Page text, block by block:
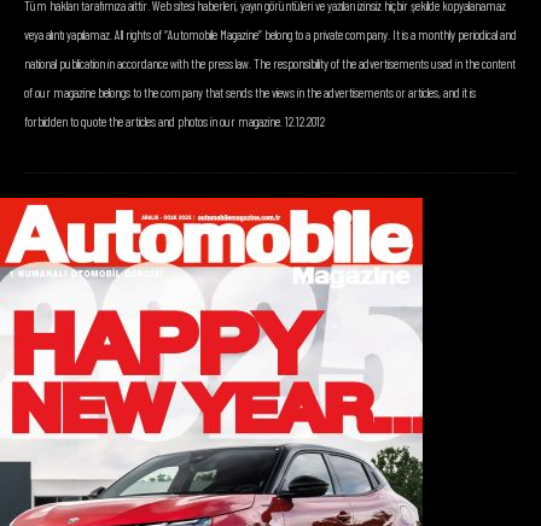
Tüm hakları tarafımıza aittir. Web sitesi haberleri, yayın görüntüleri ve yazıları izinsiz hiçbir şekilde kopyalanamaz
veya alıntı yapılamaz. All rights of “Automobile Magazine” belong to a private company. It is a monthly periodical and
national publication in accordance with the press law. The responsibility of the advertisements used in the content
of our magazine belongs to the company that sends the views in the advertisements or articles, and it is
forbidden to quote the articles and photos in our magazine. 12.12.2012